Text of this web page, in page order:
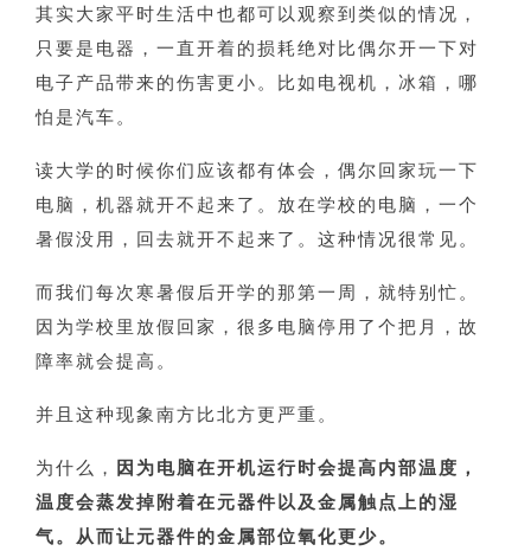
其实大家平时生活中也都可以观察到类似的情况，
只要是电器，一直开着的损耗绝对比偶尔开一下对
电子产品带来的伤害更小。比如电视机，冰箱，哪
怕是汽车。
读大学的时候你们应该都有体会，偶尔回家玩一下
电脑，机器就开不起来了。放在学校的电脑，一个
暑假没用，回去就开不起来了。这种情况很常见。
而我们每次寒暑假后开学的那第一周，就特别忙。
因为学校里放假回家，很多电脑停用了个把月，故
障率就会提高。
并且这种现象南方比北方更严重。
为什么， 因为电脑在开机运行时会提高内部温度，
温度会蒸发掉附着在元器件以及金属触点上的湿
气。从而让元器件的金属部位氧化更少。